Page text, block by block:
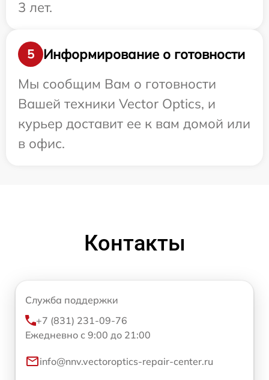
3 лет.
5
Информирование о готовности
Мы сообщим Вам о готовности
Вашей техники Vector Optics, и
курьер доставит ее к вам домой или
в офис.
Контакты
Служба поддержки
+7 (831) 231-09-76
Ежедневно с 9:00 до 21:00
info@nnv.vectoroptics-repair-center.ru